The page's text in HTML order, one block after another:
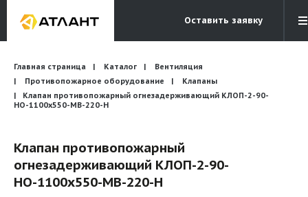
Оставить заявку
Электронная почта
info@atlantcompany.ru
Бесплатный звонок
8 (495) 532-45-07
Бренды
Каталоги
Бланки запросов
Главная страница Каталог
Вентиляция
Противопожарное оборудование
Клапаны
Клапан противопожарный огнезадерживающий КЛОП-2-90-
НО-1100х550-МВ-220-Н
Клапан противопожарный
огнезадерживающий КЛОП-2-90-
НО-1100х550-МВ-220-Н